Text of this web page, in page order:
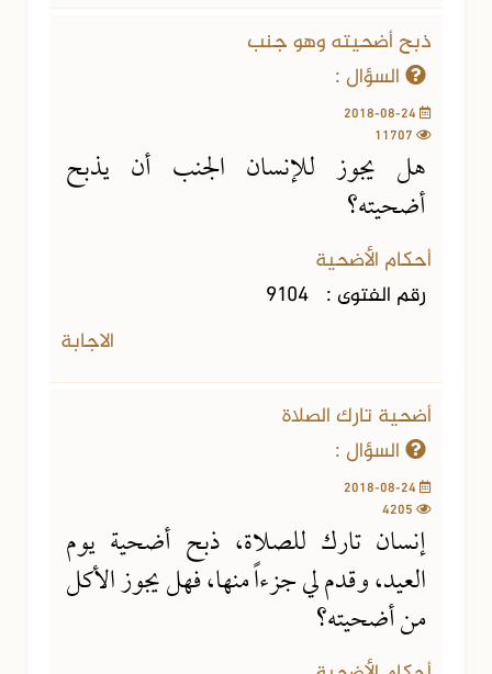
ذبح أضحيته وهو جنب
السؤال :
هل يجوز للإنسان الجنب أن يذبح
أضحيته؟
أحكام الأضحية
رقم الفتوى : 9104
الاجابة
أضحية تارك الصلاة
السؤال :
إنسان تارك للصلاة، ذبح أضحية يوم
العيد، وقدم لي جزءاً منها، فهل يجوز الأكل
من أضحيته؟